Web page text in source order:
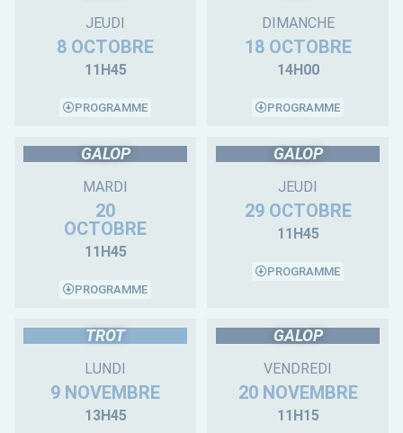
JEUDI
8 OCTOBRE
11H45
PROGRAMME
DIMANCHE
18 OCTOBRE
14H00
PROGRAMME
GALOP
MARDI
20
OCTOBRE
11H45
PROGRAMME
GALOP
JEUDI
29 OCTOBRE
11H45
PROGRAMME
TROT
LUNDI
9 NOVEMBRE
13H45
GALOP
VENDREDI
20 NOVEMBRE
11H15